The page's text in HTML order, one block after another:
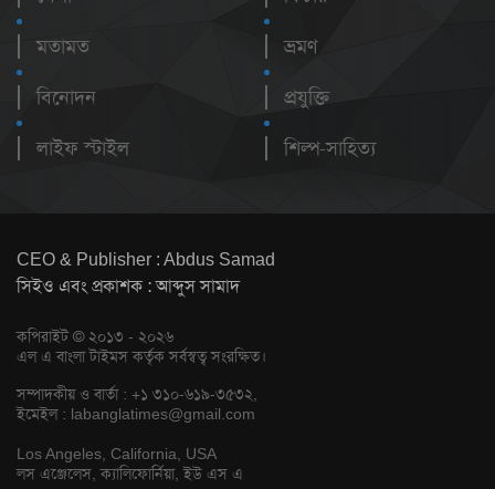
মতামত
বিনোদন
লাইফ স্টাইল
ভ্রমণ
প্রযুক্তি
শিল্প-সাহিত্য
CEO & Publisher : Abdus Samad
সিইও এবং প্রকাশক : আব্দুস সামাদ
কপিরাইট © ২০১৩ - ২০২৬
এল এ বাংলা টাইমস কর্তৃক সর্বস্বত্ব সংরক্ষিত।
সম্পাদকীয় ও বার্তা : +১ ৩১০-৬১৯-৩৫৩২,
ইমেইল : labanglatimes@gmail.com
Los Angeles, California, USA
লস এঞ্জেলেস, ক্যালিফোর্নিয়া, ইউ এস এ